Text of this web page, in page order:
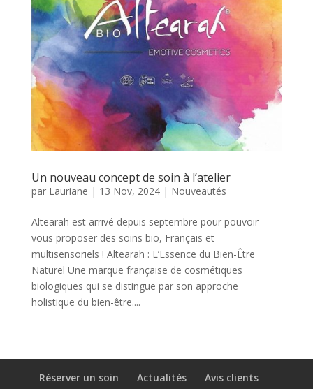
Un nouveau concept de soin à l’atelier
par Lauriane | 13 Nov, 2024| Nouveautés
Altearah est arrivé depuis septembre pour pouvoir
vous proposer des soins bio, Français et
multisensoriels ! Altearah : L’Essence du Bien-Être
Naturel Une marque française de cosmétiques
biologiques qui se distingue par son approche
holistique du bien-être....
Réserver un soin Actualités
Avis clients